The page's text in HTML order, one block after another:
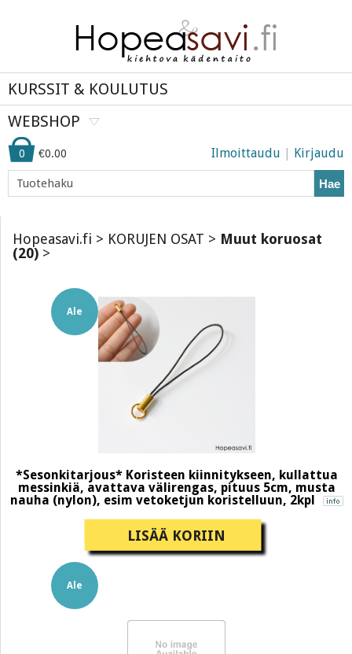
KURSSIT & KOULUTUS
WEBSHOP
Ilmoittaudu | Kirjaudu
0 €0.00
Hae
Hopeasavi.fi > KORUJEN OSAT > Muut koruosat
(20) >
*Sesonkitarjous* Koristeen kiinnitykseen, kullattua
messinkiä, avattava välirengas, pituus 5cm, musta
nauha (nylon), esim vetoketjun koristelluun, 2kpl
Ale
LISÄÄ KORIIN
Ale